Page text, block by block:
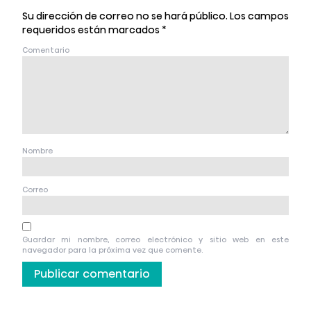
Su dirección de correo no se hará público. Los campos
requeridos están marcados *
Comentario
Nombre
Correo
Guardar mi nombre, correo electrónico y sitio web en este
navegador para la próxima vez que comente.